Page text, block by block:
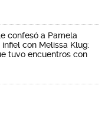
confesó a Pamela
con Melissa Klug:
tuvo encuentros con